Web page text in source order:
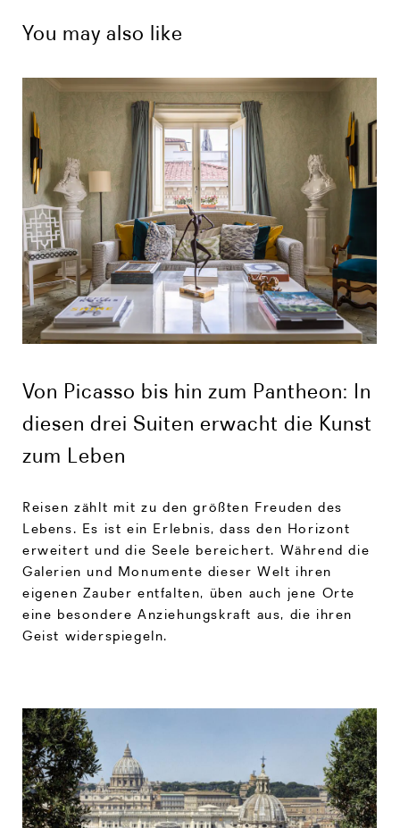
You may also like
Von Picasso bis hin zum Pantheon: In
diesen drei Suiten erwacht die Kunst
zum Leben
Reisen zählt mit zu den größten Freuden des
Lebens. Es ist ein Erlebnis, dass den Horizont
erweitert und die Seele bereichert. Während die
Galerien und Monumente dieser Welt ihren
eigenen Zauber entfalten, üben auch jene Orte
eine besondere Anziehungskraft aus, die ihren
Geist widerspiegeln.